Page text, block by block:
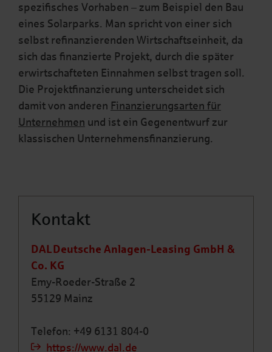
spezifisches Vorhaben – zum Beispiel den Bau
eines Solarparks. Man spricht von einer sich
selbst refinanzierenden Wirtschaftseinheit, da
sich das finanzierte Projekt, durch die später
erwirtschafteten Einnahmen selbst tragen soll.
Die Projektfinanzierung unterscheidet sich
damit von anderen Finanzierungsarten für
Unternehmen und ist ein Gegenentwurf zur
klassischen Unternehmensfinanzierung.
Kontakt
DAL Deutsche Anlagen-Leasing GmbH &
Co. KG
Emy-Roeder-Straße 2
55129 Mainz
Telefon: +49 6131 804-0
https://www.dal.de